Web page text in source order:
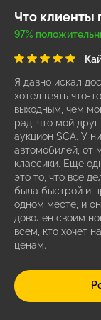
Что клиенты
97%
Я давно искал
хотел взять что-
выходным, чем
рад, что мой
аукцион SCA. У
автомобилей, от
классики. Еще
это то, что все
была быстрой и
одном месте, и
доволен своим
всем, кто хочет
ценам.